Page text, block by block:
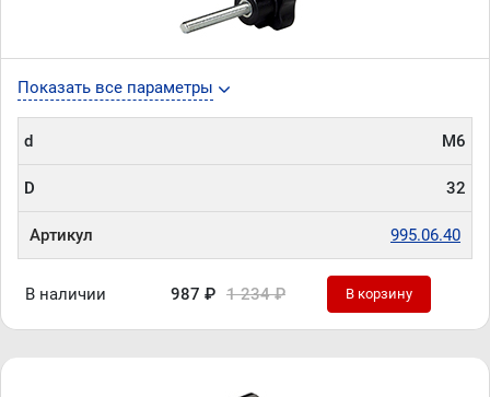
Показать все параметры
d М6
D 32
Артикул 995.06.40
В наличии 987 ₽ 1 234 ₽ В корзину